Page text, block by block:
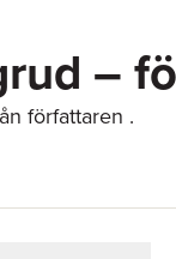
–
författaren .